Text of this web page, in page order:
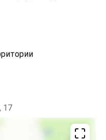
такой является
своим гостям
Каждый номер
комнатой с
Wi-Fi.
после насыщенного
и покоем,
17